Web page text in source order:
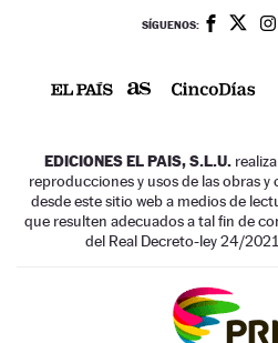
SÍGUENOS:
EDICIONES EL PAIS, S.L.U.
reproducciones y usos de las obras
desde este sitio web a medios de
que resulten adecuados a tal fin de
del Real Decreto-ley 24/